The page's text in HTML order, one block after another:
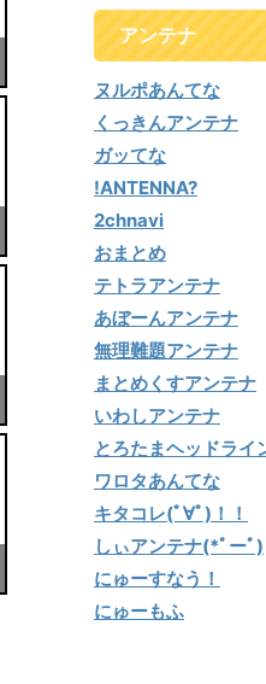
アンテナ
ヌルポあんてな
くっきんアンテナ
ガッてな
!ANTENNA?
2chnavi
おまとめ
テトラアンテナ
あぼーんアンテナ
無理難題アンテナ
まとめくすアンテナ
いわしアンテナ
とろたまヘッドライ
ワロタあんてな
キタコレ(ﾟ∀ﾟ)！！
しぃアンテナ(*ﾟーﾟ)
にゅーすなう！
にゅーもふ